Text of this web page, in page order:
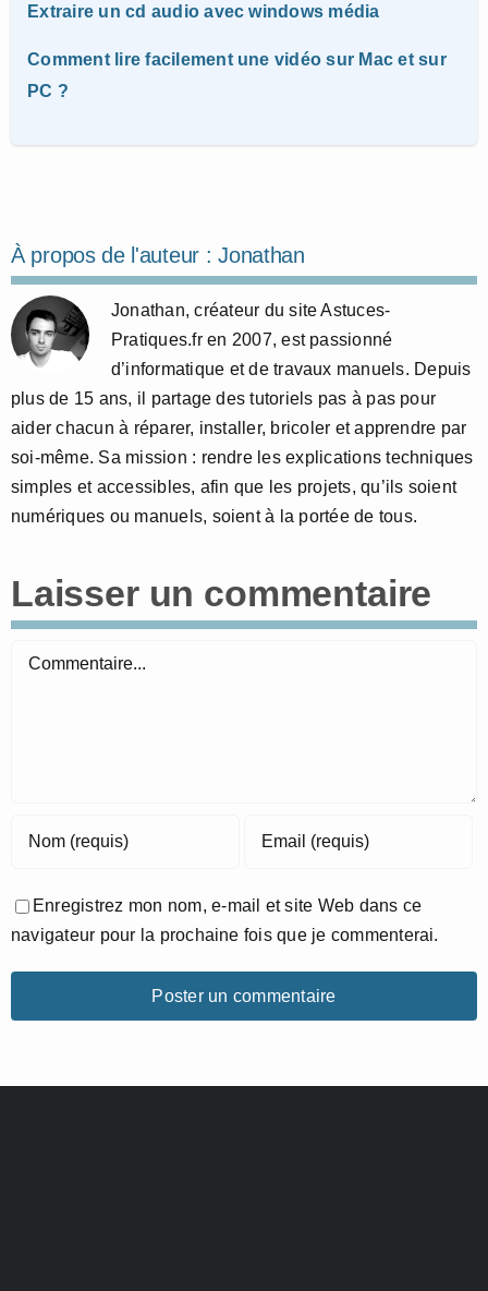
Extraire un cd audio avec windows média
Comment lire facilement une vidéo sur Mac et sur
PC ?
À propos de l'auteur :Jonathan
Jonathan, créateur du site Astuces-
Pratiques.fr en 2007, est passionné
d’informatique et de travaux manuels. Depuis
plus de 15 ans, il partage des tutoriels pas à pas pour
aider chacun à réparer, installer, bricoler et apprendre par
soi-même. Sa mission : rendre les explications techniques
simples et accessibles, afin que les projets, qu’ils soient
numériques ou manuels, soient à la portée de tous.
Laisser un commentaire
Commentaire
Enregistrez mon nom, e-mail et site Web dans ce
navigateur pour la prochaine fois que je commenterai.